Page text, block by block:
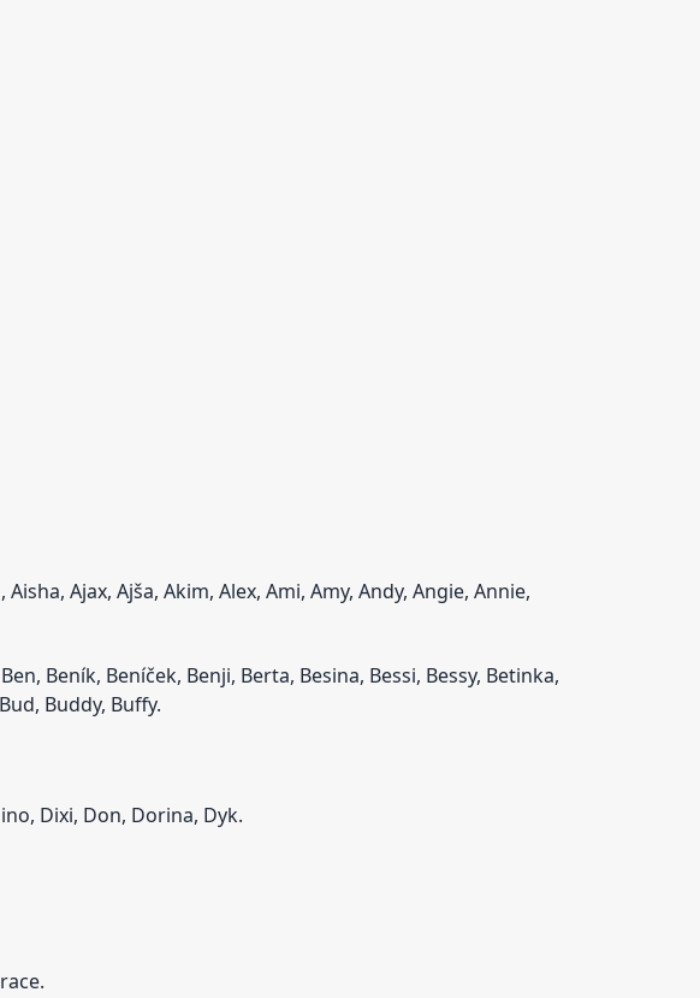
Ajax, Ajša, Akim, Alex, Ami, Amy, Andy, Angie, Annie,
Beník, Beníček, Benji, Berta, Besina, Bessi, Bessy, Betinka,
Buddy, Buffy.
Dixi, Don, Dorina, Dyk.